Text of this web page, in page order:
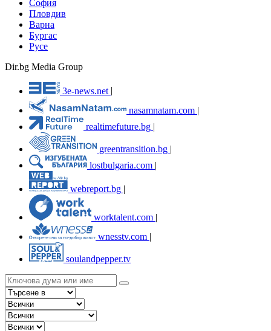
София
Пловдив
Варна
Бургас
Русе
Dir.bg Media Group
3e-news.net
nasamnatam.com |
realtimefuture.bg |
greentransition.bg |
lostbulgaria.com |
webreport.bg
worktalent.com |
wnesstv.com |
soulandpepper.tv